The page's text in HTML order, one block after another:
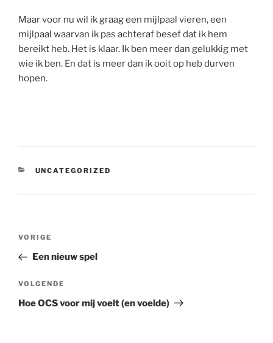
Maar voor nu wil ik graag een mijlpaal vieren, een
mijlpaal waarvan ik pas achteraf besef dat ik hem
bereikt heb. Het is klaar. Ik ben meer dan gelukkig met
wie ik ben. En dat is meer dan ik ooit op heb durven
hopen.
CATEGORIEËN
UNCATEGORIZED
Bericht
Vorig
bericht
VORIGE
Een nieuw spel
Volgend
bericht
VOLGENDE
Hoe OCS voor mij voelt (en voelde)